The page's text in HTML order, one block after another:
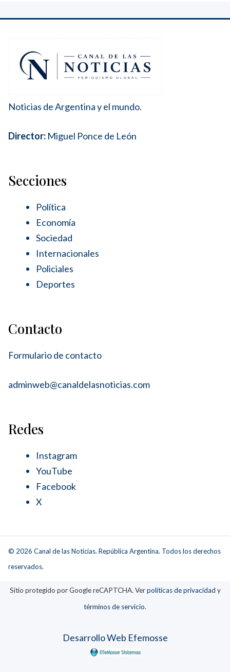
Noticias de Argentina y el mundo.
Director: Miguel Ponce de León
Secciones
Política
Economía
Sociedad
Internacionales
Policiales
Deportes
Contacto
Formulario de contacto
adminweb@canaldelasnoticias.com
Redes
Instagram
YouTube
Facebook
X
© 2026 Canal de las Noticias. República Argentina. Todos los derechos
reservados.
Sitio protegido por Google reCAPTCHA. Verpolíticas de privacidad y
términos de servicio.
Desarrollo Web Efemosse